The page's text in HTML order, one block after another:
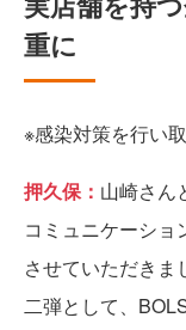
重に
※感染対策を行い
押久保： 山崎さん
コミュニケーショ
させていただきま
二弾として、